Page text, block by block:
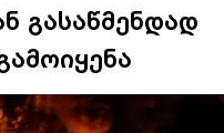
გასაწმენდად